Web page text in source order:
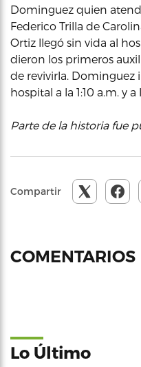
Dominguez quien
Federico Trilla de
Ortiz llegó sin vida al
dieron los primeros
de revivirla. Dominguez
hospital a la 1:10 a.m. y
Parte de la historia fue
Compartir
COMENTARIOS
Lo Último